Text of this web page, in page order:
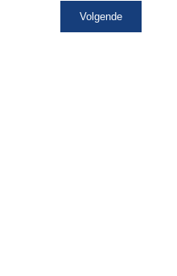
Volgende